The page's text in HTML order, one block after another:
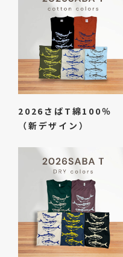
2026さばT綿100％
（新デザイン）